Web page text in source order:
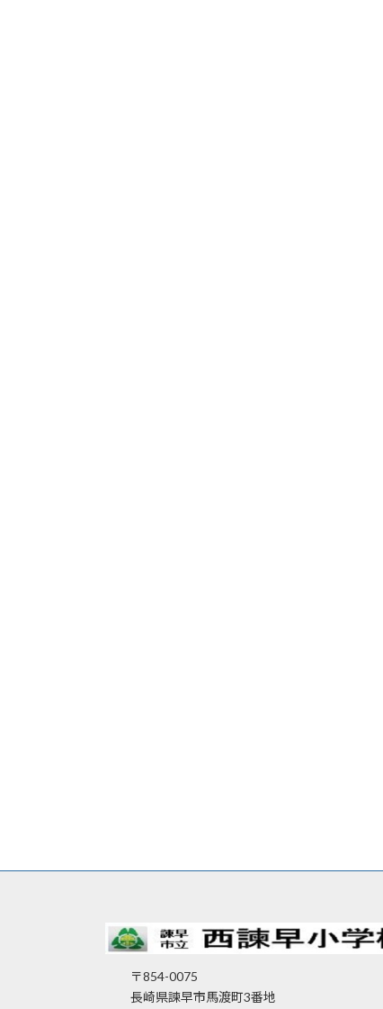
〒854-0075
長崎県諫早市馬渡町3番地